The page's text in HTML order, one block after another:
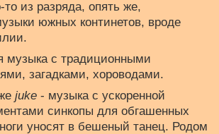
то из разряда, опять же,
южных континетов, вроде
музыка с традиционными
загадками, хороводами.
juke - музыка с ускоренной
синкопы для обгашенных
уносят в бешеный танец. Родом